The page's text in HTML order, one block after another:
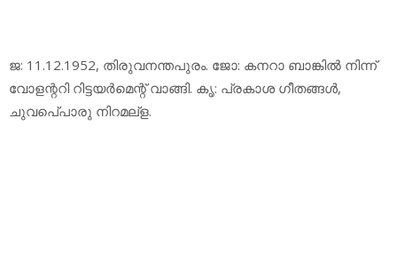
ജ: 11.12.1952, തിരുവനന്തപുരം. ജോ: കനറാ ബാങ്കില്‍ നിന്ന്
വോളന്ററി റിട്ടയര്‍മെന്റ് വാങ്ങി. കൃ: പ്രകാശ ഗീതങ്ങള്‍,
ചുവപെ്പാരു നിറമല്‌ള.